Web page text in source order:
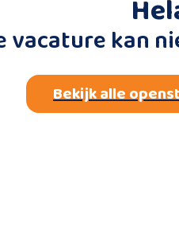
vacature kan
Bekijk alle